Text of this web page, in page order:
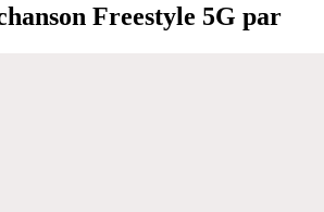
Freestyle 5G par